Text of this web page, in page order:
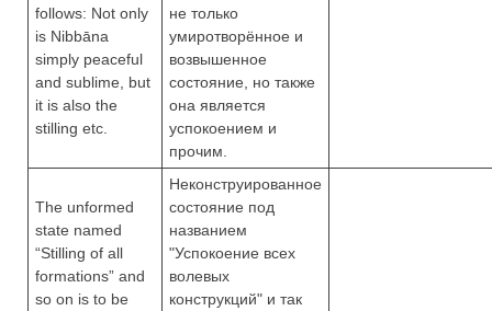
follows: Not only
is Nibbāna
simply peaceful
and sublime, but
it is also the
stilling etc.
не только
умиротворённое и
возвышенное
состояние, но также
она является
успокоением и
прочим.
The unformed
state named
“Stilling of all
formations” and
so on is to be
Неконструированное
состояние под
названием
"Успокоение всех
волевых
конструкций" и так